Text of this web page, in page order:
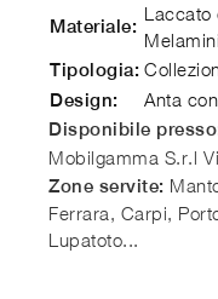
Materiale:
Laccato
Tipologia:
Design: Anta
Disponibile
Mobilgamma S.r.l
Zone servite:
Ferrara, Carpi,
Lupatoto...